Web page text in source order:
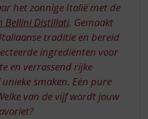
het zonnige Italië met de
Bellini Distillati. Gemaakt
traditie en bereid
ingrediënten voor
en verrassend rijke
smaken. Eén pure
van de vijf wordt jouw